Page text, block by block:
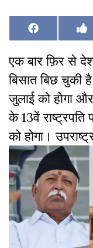
Share
on
Facebook
एक बार फ़िर से
बिसात बिछ चुकी
जुलाई को होगा
के 13वें राष्ट्रपति
को होगा।